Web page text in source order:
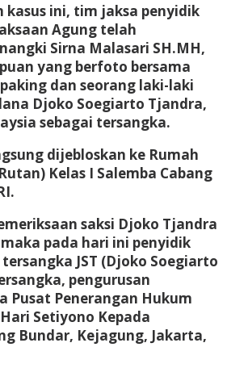
kasus ini, tim jaksa penyidik
Agung telah
Sirna Malasari SH.MH,
yang berfoto bersama
dan seorang laki-laki
Djoko Soegiarto Tjandra,
sebagai tersangka.
dijebloskan ke Rumah
Kelas I Salemba Cabang
saksi Djoko Tjandra
pada hari ini penyidik
JST (Djoko Soegiarto
pengurusan
Pusat Penerangan Hukum
Setiyono Kepada
Bundar, Kejagung, Jakarta,